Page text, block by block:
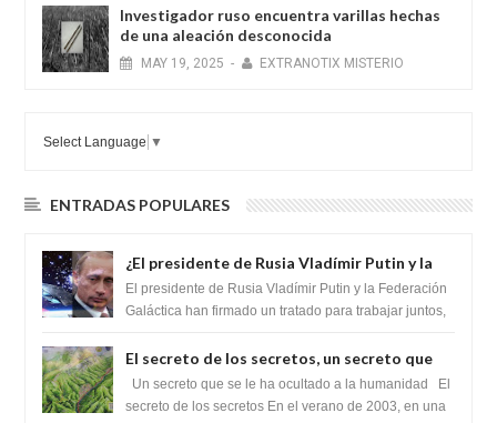
Investigador ruso encuentra varillas hechas
de una aleación desconocida
MAY 19, 2025 - EXTRANOTIX MISTERIO
Select Language ▼
ENTRADAS POPULARES
¿El presidente de Rusia Vladímir Putin y la
Federación Galactica han firmado un
tratado para acabar con los Sionistas?
El presidente de Rusia Vladímir Putin y la Federación
Galáctica han firmado un tratado para trabajar juntos,
El secreto de los secretos, un secreto que
cambiaría por completo el destino de la
humanidad
Un secreto que se le ha ocultado a la humanidad El
secreto de los secretos En el verano de 2003, en una